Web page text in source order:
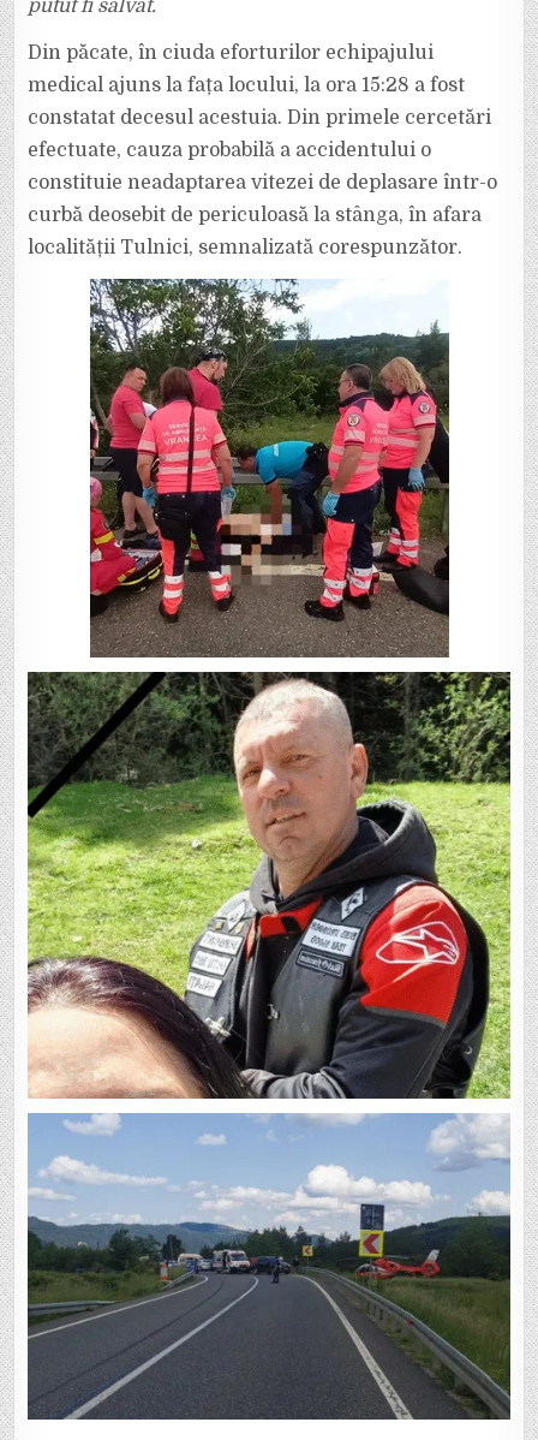
putut fi salvat.
Din păcate, în ciuda eforturilor echipajului
medical ajuns la fața locului, la ora 15:28 a fost
constatat decesul acestuia. Din primele cercetări
efectuate, cauza probabilă a accidentului o
constituie neadaptarea vitezei de deplasare într-o
curbă deosebit de periculoasă la stânga, în afara
localității Tulnici, semnalizată corespunzător.